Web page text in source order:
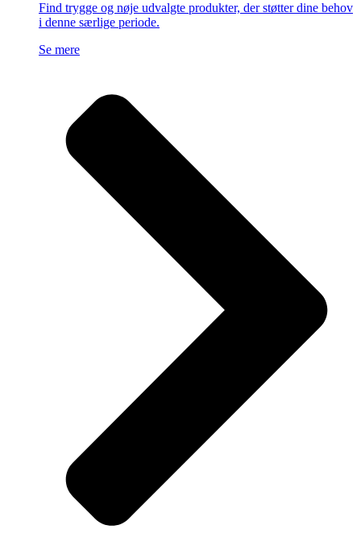
Find trygge og nøje udvalgte produkter, der støtter dine behov
i denne særlige periode.
Se mere